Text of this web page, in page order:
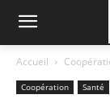
Accueil
Coopération Santé